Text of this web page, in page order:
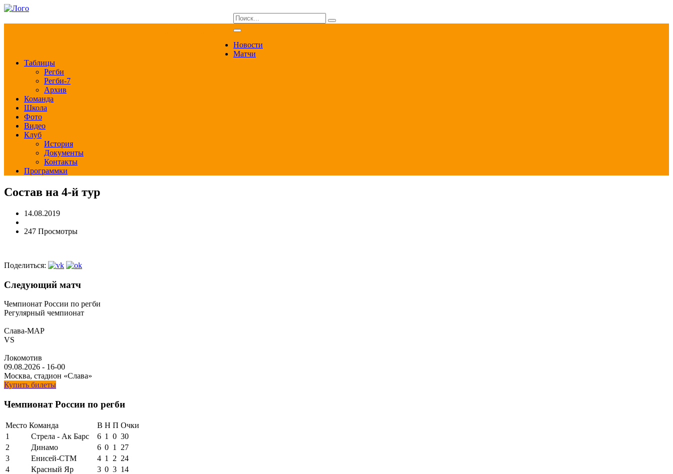
Новости
Матчи
Таблицы
Регби
Регби-7
Архив
Команда
Школа
Фото
Видео
Клуб
История
Документы
Контакты
Программки
Состав на 4-й тур
14.08.2019
247 Просмотры
Поделиться:
Следующий матч
Чемпионат России по регби
Регулярный чемпионат
Слава-МАР
VS
Локомотив
09.08.2026 - 16-00
Москва, стадион «Слава»
Купить билеты
Чемпионат России по регби
Место Команда В Н П Очки
1
Стрела - Ак Барс 6 1 0 30
2
Динамо 6 0 1
27
3
Енисей-СТМ 4 1 2 24
4
Красный Яр 3 0 3 14